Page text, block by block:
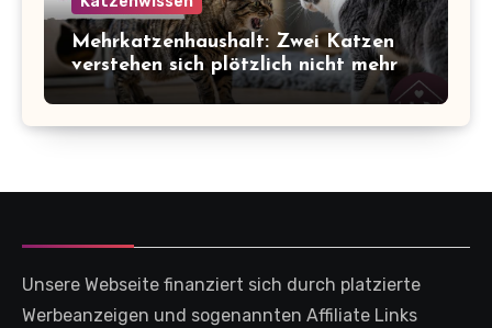
Mehrkatzenhaushalt: Zwei Katzen
verstehen sich plötzlich nicht mehr
Unsere Webseite finanziert sich durch platzierte
Werbeanzeigen und sogenannten Affiliate Links